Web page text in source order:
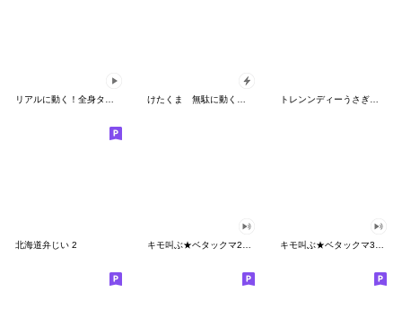
リアルに動く！全身タイツ 敬語編 けたくま 無駄に動く飛び出すスタンプ トレンンディーうさぎお仕事敬語と丁寧語
北海道弁じい 2